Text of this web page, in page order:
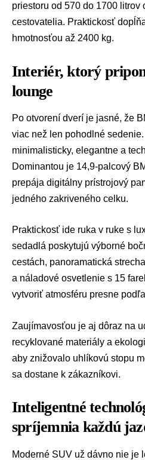
priestoru od 570 do 1700 litrov
cestovatelia. Praktickosť
hmotnosťou až 2400 kg.
Interiér, ktorý
lounge
Po otvorení dverí je jasné, že
viac než len pohodlné
minimalisticky, elegantne a
Dominantou je 14,9-palcový
prepája digitálny prístrojový
jedného zakriveného celku.
Praktickosť ide ruka v ruke s
sedadlá poskytujú výborné
cestách, panoramatická
a náladové osvetlenie s 15
vytvoriť atmosféru presne
Zaujímavosťou je aj dôraz na
recyklované materiály a
aby znižovalo uhlíkovú stopu
sa dostane k zákazníkovi.
Inteligentné
spríjemnia každú
Moderné SUV už dávno nie je